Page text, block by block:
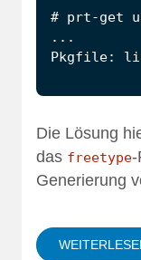
Die Lösung
das freetype-
Generierung